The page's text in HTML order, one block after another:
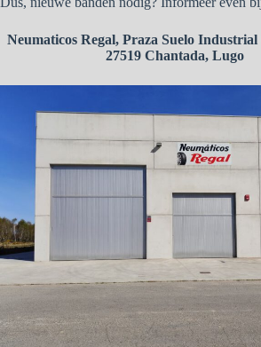
Neumaticos Regal, Praza Suelo
27519 Chantada, Lugo